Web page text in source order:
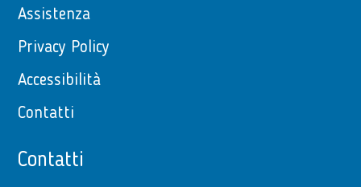
Assistenza
Privacy Policy
Accessibilità
Contatti
Contatti